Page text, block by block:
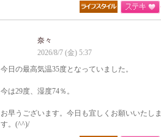
奈々
2026/8/7 (金) 5:37
今日の最高気温35度となっていました。
今は29度、湿度74％。
お早うございます。今日も宜しくお願いいたしま
す。(^^)/